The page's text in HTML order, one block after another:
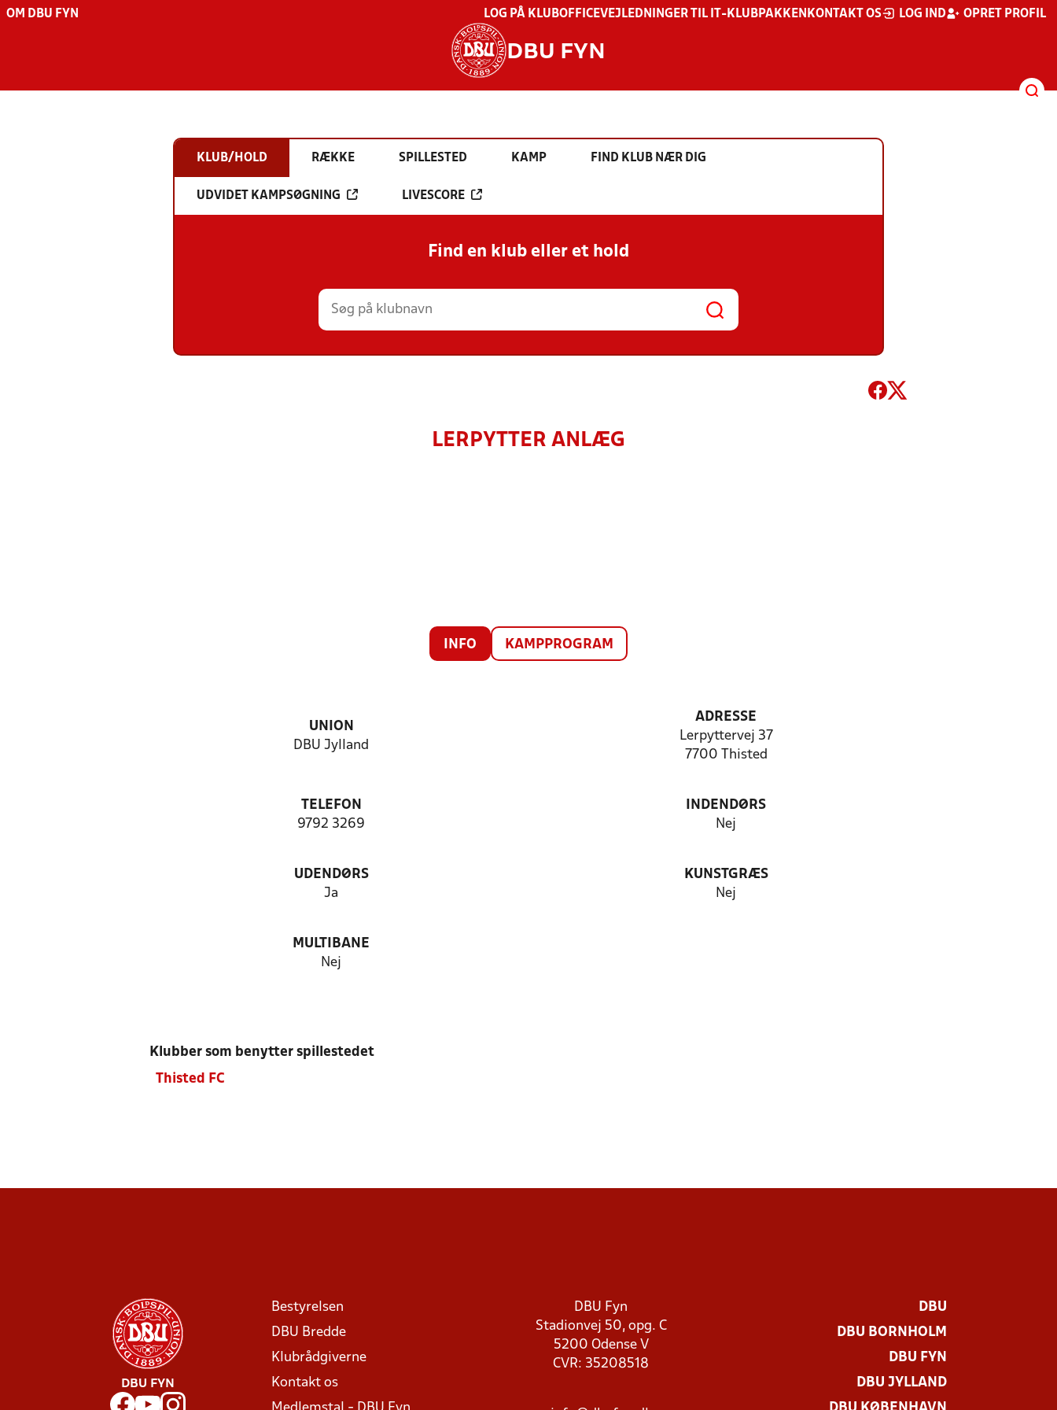
OM DBU FYN LOG PÅ KLUBOFFICEVEJLEDNINGER TIL IT-KLUBPAKKEN KONTAKT OS LOG IND OPRET PROFIL
DBU FYN
KLUB/HOLD RÆKKE SPILLESTED KAMP FIND KLUB NÆR DIG
UDVIDET KAMPSØGNING LIVESCORE
Find en klub eller et hold
LERPYTTER ANLÆG
INFO KAMPPROGRAM
UNION
DBU Jylland
ADRESSE
Lerpyttervej 37
7700 Thisted
TELEFON
9792 3269
INDENDØRS
Nej
UDENDØRS
Ja
KUNSTGRÆS
Nej
MULTIBANE
Nej
Klubber som benytter spillestedet
Thisted FC
DBU FYN
Bestyrelsen
DBU Bredde
Klubrådgiverne
Kontakt os
DBU Fyn
Stadionvej 50, opg. C
5200 Odense V
CVR: 35208518
DBU
DBU BORNHOLM
DBU FYN
DBU JYLLAND